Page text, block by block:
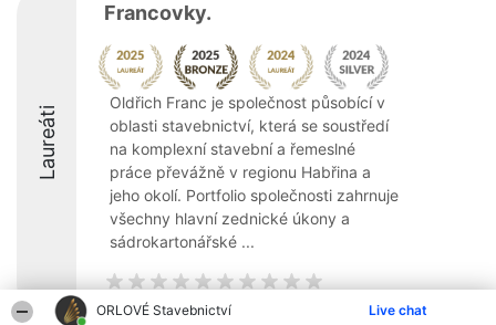
ORLOVÉ Stavebnictví Live chat
Laureáti
Francovky.
Oldřich Franc je společnost působící v
oblasti stavebnictví, která se soustředí
na komplexní stavební a řemeslné
práce převážně v regionu Habřina a
jeho okolí. Portfolio společnosti zahrnuje
všechny hlavní zednické úkony a
sádrokartonářské ...